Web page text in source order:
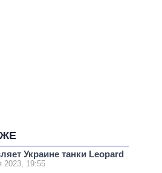
Украине танки Leopard
2023, 19:55